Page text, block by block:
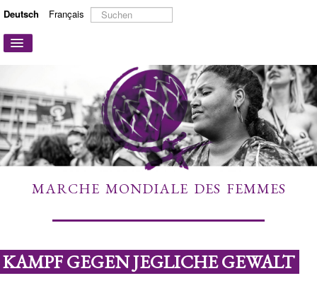
Deutsch Français
Suchen
...
Navigation
ÜBER UNS
AKTIONEN UND KAMPAGNEN
MITMACHEN
MEHR ERFAHREN
MARCHE MONDIALE DES FEMMES
KAMPF GEGEN JEGLICHE GEWALT